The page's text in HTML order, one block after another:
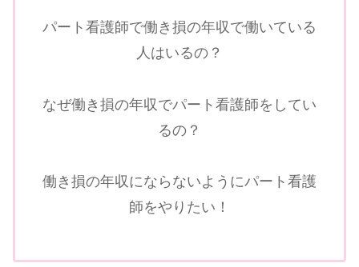
パート看護師で働き損の年収で働いている
人はいるの？
なぜ働き損の年収でパート看護師をしてい
るの？
働き損の年収にならないようにパート看護
師をやりたい！